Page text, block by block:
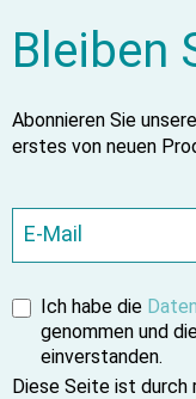
Bleiben
Abonnieren Sie
erstes von neuen
Ich habe die
genommen und
einverstanden.
Diese Seite ist durch